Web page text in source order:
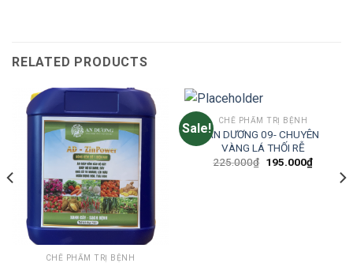
RELATED PRODUCTS
CHẾ PHẨM TRỊ BỆNH
Sale! CHẾ PHẨM TRỊ BỆNH
AN DƯƠNG 09- CHUYÊN
VÀNG LÁ THỐI RỄ
225.000₫ Original
195.000₫Current
price